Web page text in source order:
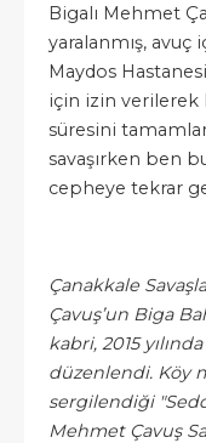
Bigalı Mehmet
yaralanmış,
Maydos
için izin verilerek
süresini
savaşırken ben
cepheye tekrar
Çanakkale
Çavuş’un Biga
kabri, 2015
düzenlendi. Köy
sergilendiği
Mehmet Çavuş